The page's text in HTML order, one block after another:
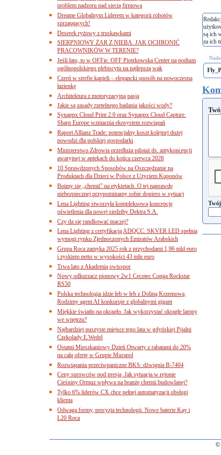
są ich
za ich
problem nadzoru nad siecią firmową
Dreame Globalnym Liderem w kategorii robotów
sprzątających!
Deserek ryżowy z truskawkami
SIERPNIOWY ŻAR Z NIEBA. JAK OCHRONIĆ
PRACOWNIKÓW W TERENIE?
Jeśli lato, to w OFFie. OFF Piotrkowska Center na podium
ogólnopolskiego plebiscytu na najlepszą wak
Czerń w strefie kąpieli – elegancki sposób na nowoczesną
łazienkę
Architektura z motoryzacyjną pasją
Jakie są zasady rzetelnego badania jakości wody?
Synappx Cloud Print 2.0 oraz Synappx Cloud Capture.
Sharp Europe wzmacnia ekosystem rozwiązań
Raport Allianz Trade: potencjalny koszt kolejnej dużej
powodzi dla polskiej gospodarki
Ministerstwo Zdrowia przedłuża pilotaż ds. antykoncepcji
awaryjnej w aptekach do końca czerwca 2028
10 Sprawdzonych Sposobów na Oszczędzanie na
Produktach dla Dzieci w Polsce z Użyciem Kuponów
Boimy się „chemii” na etykietach. O tej naprawdę
niebezpiecznej przypominamy sobie dopiero w sytuacj
Lena Lighting stworzyła kompleksową koncepcję
oświetlenia dla nowej siedziby Dektra S.A.
Czy da się randkować inaczej?
Lena Lighting z certyfikacją ADQCC. SKVER LED spełnia
wymogi rynku Zjednoczonych Emiratów Arabskich
Grupa Roca zamyka 2025 rok z przychodami 1,96 mld euro
i zyskiem netto w wysokości 43 mln euro
Trwa lato z Akademią swisspor
Nowy odkurzacz pionowy 2w1 Cecotec Conga Rockstar
RS50
Polska technologia idzie łeb w łeb z Doliną Krzemową.
Rodzimy agent AI konkuruje z globalnymi gigant
Miękkie światło na okrągło. Jak wykorzystać okrągłe lampy
we wnętrzu?
Najbardziej puszyste miejsce tego lata w gdyńskiej Pijalni
Czekolady E.Wedel
Ostatni Mieszkaniowy Dzień Otwarty z rabatami do 20%
na całą ofertę w Grupie Murapol
Rozwiązania przeciwpaniczne BKS: dźwignia B-7404
Ceny surowców pod presją. Jak sytuacja w rejonie
Cieśniny Ormuz wpływa na branżę chemii budowlanej?
Tylko 6% liderów CX chce pełnej automatyzacji obsługi
klienta
Odwaga formy, precyzja technologii. Nowe baterie Kay i
L20 Roca
©